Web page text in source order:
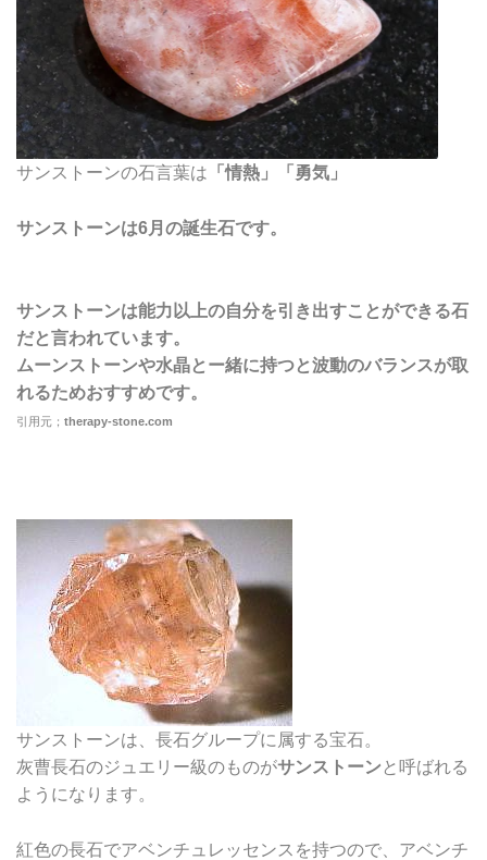
サンストーンの石言葉は 「情熱」「勇気」
サンストーンは6月の誕生石です。
サンストーンは能力以上の自分を引き出すことができる石
だと言われています。
ムーンストーンや水晶とー緒に持つと波動のバランスが取
れるためおすすめです。
引用元； therapy-stone.com
サンストーンは、長石グループに属する宝石。
灰曹長石のジュエリー級のものがサンストーン と呼ばれる
ようになります。
紅色の長石でアベンチュレッセンスを持つので、アベンチ